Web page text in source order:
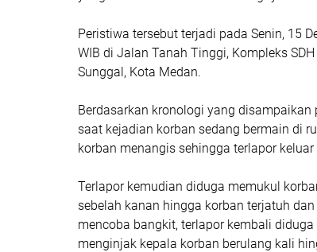
Peristiwa tersebut terjadi pada Senin, 15
WIB di Jalan Tanah Tinggi, Kompleks
Sunggal, Kota Medan.
Berdasarkan kronologi yang
saat kejadian korban sedang bermain di
korban menangis sehingga terlapor
Terlapor kemudian diduga memukul
sebelah kanan hingga korban terjatuh
mencoba bangkit, terlapor kembali
menginjak kepala korban berulang kali